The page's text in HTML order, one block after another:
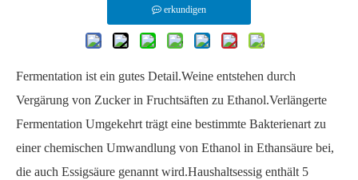
erkundigen
Fermentation ist ein gutes Detail.Weine entstehen durch
Vergärung von Zucker in Fruchtsäften zu Ethanol.Verlängerte
Fermentation Umgekehrt trägt eine bestimmte Bakterienart zu
einer chemischen Umwandlung von Ethanol in Ethansäure bei,
die auch Essigsäure genannt wird.Haushaltsessig enthält 5